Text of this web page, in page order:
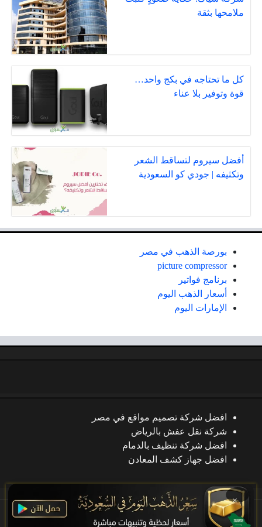
ملامحها بثقة
كل ما تحتاجه في بكج واحد…
قوة وتوفير بلا عناء
أفضل سيروم لتساقط الشعر
وتكثيفه | جودي كو السعودية
بورصة الذهب في مصر
picture compressor
برنامج فواتير
أسعار الذهب اليوم
الإمارات اليوم
افضل شركة تصميم مواقع في مصر
شركة نقل عفش بالرياض
افضل شركة تنظيف بالدمام
افضل جهاز كشف المعادن
جميع الحقوق محفوظة
×